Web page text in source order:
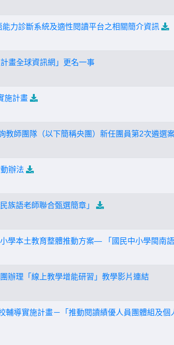
力診斷系統及適性閱讀平台之相關簡介資訊
畫全球資訊網」更名一事
施計畫
教師團隊（以下簡稱央團）新任團員第2次遴選
辦法
族語老師聯合甄選簡章」
學本土教育整體推動方案— 「國民中小學閩南
辦理「線上教學增能研習」教學影片連結
輔導實施計畫－「推動閱讀績優人員團體組及個